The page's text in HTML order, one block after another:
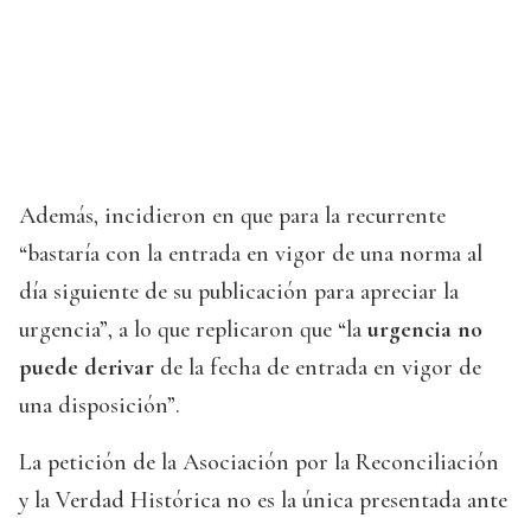
Además, incidieron en que para la recurrente
“bastaría con la entrada en vigor de una norma al
día siguiente de su publicación para apreciar la
urgencia”, a lo que replicaron que “la urgencia no
puede derivar de la fecha de entrada en vigor de
una disposición”.
La petición de la Asociación por la Reconciliación
y la Verdad Histórica no es la única presentada ante